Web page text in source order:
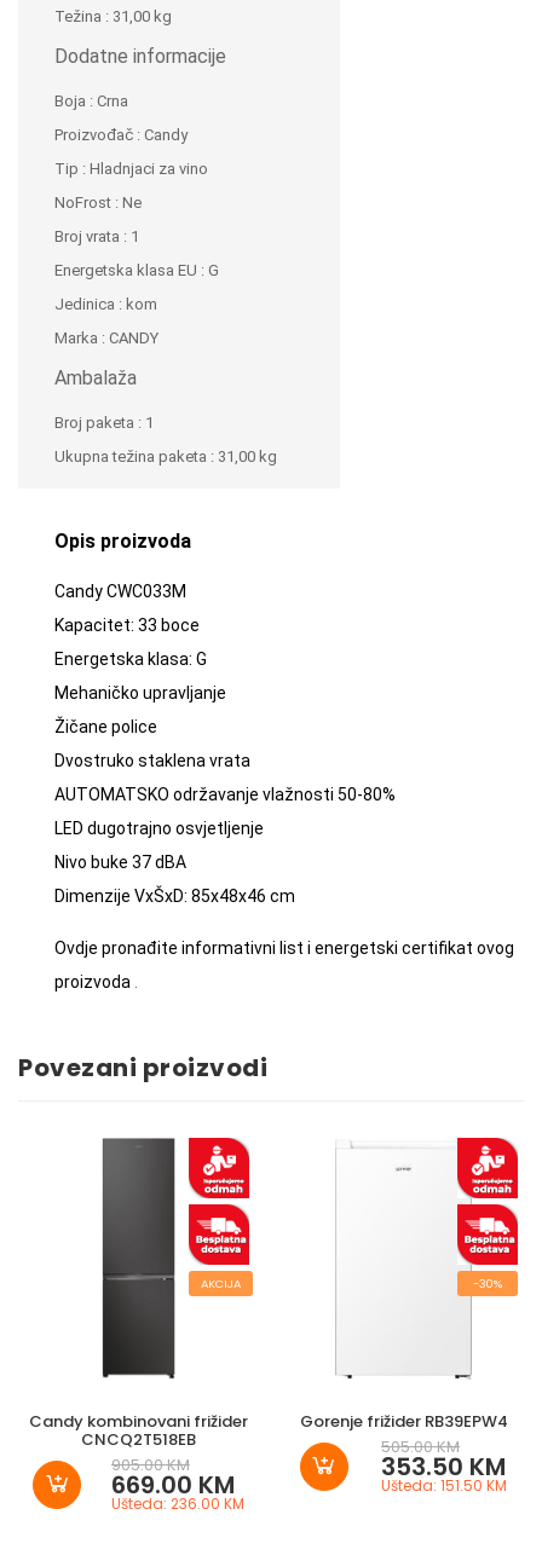
Težina : 31,00 kg
Dodatne informacije
Boja : Crna
Proizvođač : Candy
Tip : Hladnjaci za vino
NoFrost : Ne
Broj vrata : 1
Energetska klasa EU : G
Jedinica : kom
Marka : CANDY
Ambalaža
Broj paketa : 1
Ukupna težina paketa : 31,00 kg
Opis proizvoda
Candy CWC033M
Kapacitet: 33 boce
Energetska klasa: G
Mehaničko upravljanje
Žičane police
Dvostruko staklena vrata
AUTOMATSKO održavanje vlažnosti 50-80%
LED dugotrajno osvjetljenje
Nivo buke 37 dBA
Dimenzije VxŠxD: 85x48x46 cm
Ovdje pronađite informativni list i energetski certifikat ovog
proizvoda
Povezani proizvodi
AKCIJA
Candy kombinovani frižider
CNCQ2T518EB
905.00 KM
669.00 KM
Ušteda: 236.00 KM
-30%
Gorenje frižider RB39EPW4
505.00 KM
353.50 KM
Ušteda: 151.50 KM